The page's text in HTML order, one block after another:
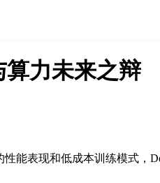
算力未来之辩
表现和低成本训练模式，